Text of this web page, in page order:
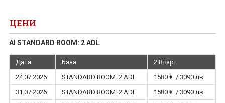
ЦЕНИ
AI STANDARD ROOM: 2 ADL
Дата База
2 Възр.
24.07.2026
STANDARD ROOM: 2 ADL
1580 € / 3090 лв.
31.07.2026
STANDARD ROOM: 2 ADL
1580 € / 3090 лв.